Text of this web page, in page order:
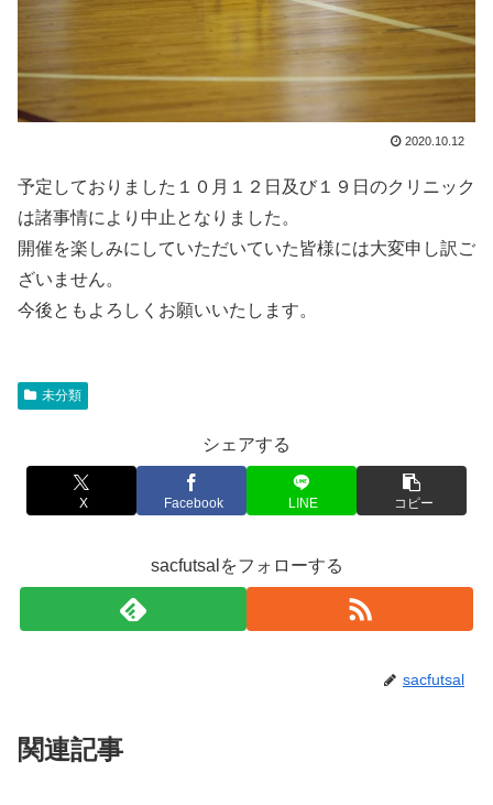
2020.10.12
予定しておりました１０月１２日及び１９日のクリニック
は諸事情により中止となりました。
開催を楽しみにしていただいていた皆様には大変申し訳ご
ざいません。
今後ともよろしくお願いいたします。
未分類
シェアする
X Facebook LINE コピー
sacfutsalをフォローする
sacfutsal
関連記事